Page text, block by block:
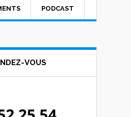
PODCAST
VOUS